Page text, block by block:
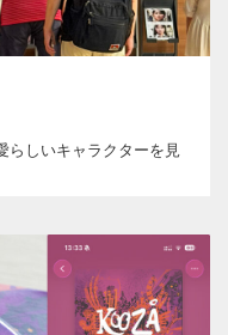
らしいキャラクターを見